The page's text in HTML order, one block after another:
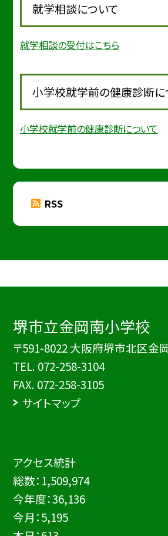
就学相談について
就学相談の受付はこちら
小学校就学前の健康診断に
小学校就学前の健康診断について
RSS
堺市立金岡南小学校
〒591-8022 大阪府堺市北区金
TEL. 072-258-3104
FAX. 072-258-3105
サイトマップ
アクセス統計
総数： 1,509,974
今年度：36,136
今月：5,195